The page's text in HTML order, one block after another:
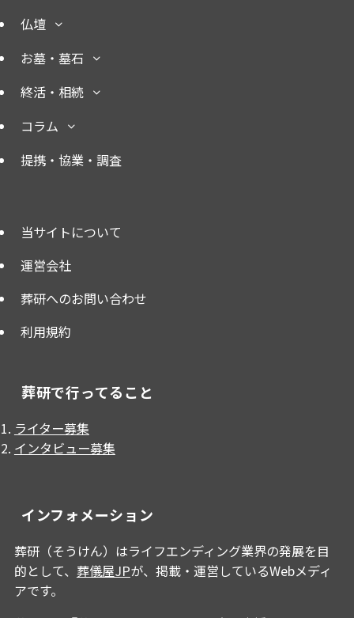
仏壇
お墓・墓石
終活・相続
コラム
提携・協業・調査
当サイトについて
運営会社
葬研へのお問い合わせ
利用規約
葬研で行ってること
ライター募集
インタビュー募集
インフォメーション
葬研（そうけん）はライフエンディング業界の発展を目
的として、 葬儀屋JPが、掲載・運営しているWebメディ
アです。